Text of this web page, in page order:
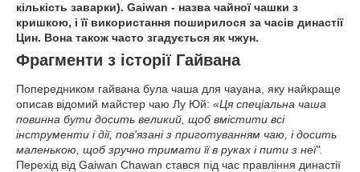
кількість заварки). Gaiwan - назва чайної чашки з
кришкою, і її використання поширилося за часів династії
Цин. Вона також часто згадується як чжун.
Фрагменти з історії Гайвана
Попередником гайвана була чаша для чауана, яку найкраще
описав відомий майстер чаю Лу Юй: «Ця спеціальна чаша
повинна бути досить великий, щоб вмістити всі
інструменти і дії, пов'язані з приготуванням чаю, і досить
маленькою, щоб зручно тримати її в руках іпити з неї".
Перехід від Gaiwan Chawan стався під час правління династії